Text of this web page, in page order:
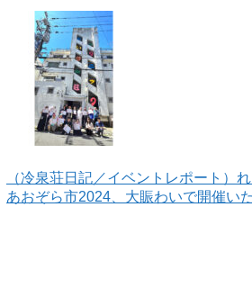
ざいました！
（冷泉荘日記／イベントレポート）
あおぞら市2024、大賑わいで開催い